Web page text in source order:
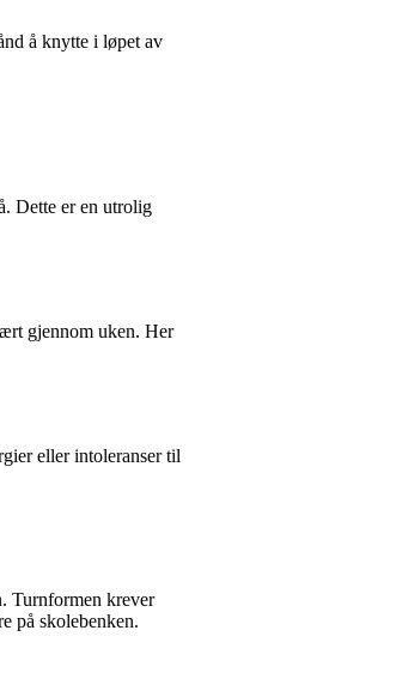
å knytte i løpet av
Dette er en utrolig
gjennom uken. Her
eller intoleranser til
Turnformen krever
på skolebenken.